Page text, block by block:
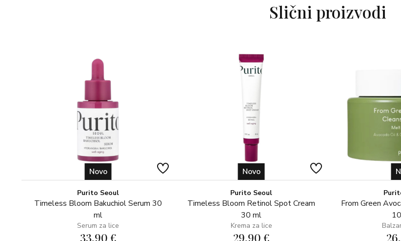
Amodimethicone,
Hydroxide,
Chlorphenesin,
Slični proizvodi
Novo
Purito Seoul
Timeless Bloom Bakuchiol Serum 30
ml
Serum za lice
33,90 €
Novo
Purito Seoul
Timeless Bloom Retinol Spot Cream
30 ml
Krema za lice
29,90 €
From Green